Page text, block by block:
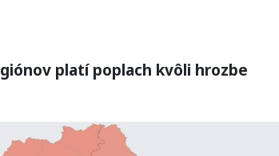
giónov platí poplach kvôli hrozbe